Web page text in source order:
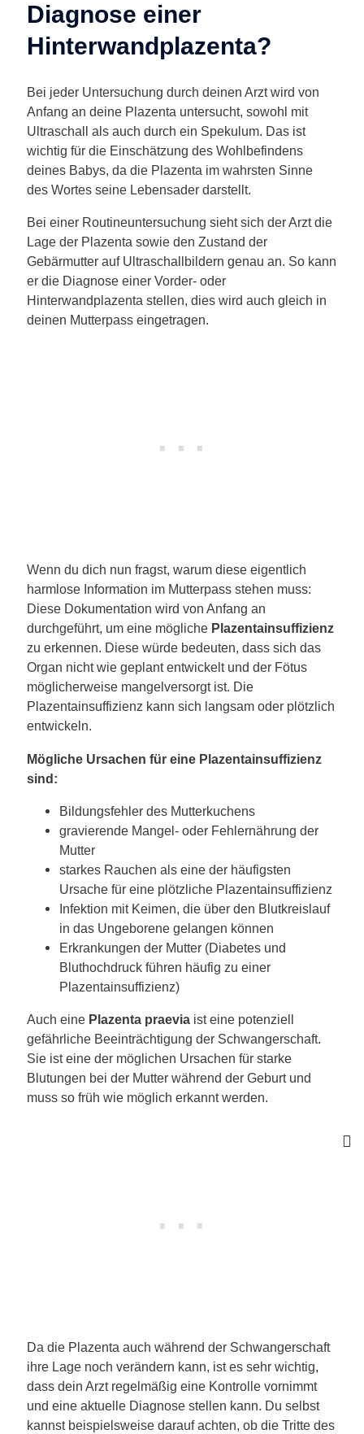
Diagnose einer
Hinterwandplazenta?
Bei jeder Untersuchung durch deinen Arzt wird von
Anfang an deine Plazenta untersucht, sowohl mit
Ultraschall als auch durch ein Spekulum. Das ist
wichtig für die Einschätzung des Wohlbefindens
deines Babys, da die Plazenta im wahrsten Sinne
des Wortes seine Lebensader darstellt.
Bei einer Routineuntersuchung sieht sich der Arzt die
Lage der Plazenta sowie den Zustand der
Gebärmutter auf Ultraschallbildern genau an. So kann
er die Diagnose einer Vorder- oder
Hinterwandplazenta stellen, dies wird auch gleich in
deinen Mutterpass eingetragen.
Wenn du dich nun fragst, warum diese eigentlich
harmlose Information im Mutterpass stehen muss:
Diese Dokumentation wird von Anfang an
durchgeführt, um eine mögliche Plazentainsuffizienz
zu erkennen. Diese würde bedeuten, dass sich das
Organ nicht wie geplant entwickelt und der Fötus
möglicherweise mangelversorgt ist. Die
Plazentainsuffizienz kann sich langsam oder plötzlich
entwickeln.
Mögliche Ursachen für eine Plazentainsuffizienz
sind:
Bildungsfehler des Mutterkuchens
gravierende Mangel- oder Fehlernährung der
Mutter
starkes Rauchen als eine der häufigsten
Ursache für eine plötzliche Plazentainsuffizienz
Infektion mit Keimen, die über den Blutkreislauf
in das Ungeborene gelangen können
Erkrankungen der Mutter (Diabetes und
Bluthochdruck führen häufig zu einer
Plazentainsuffizienz)
Auch eine Plazenta praevia ist eine potenziell
gefährliche Beeinträchtigung der Schwangerschaft.
Sie ist eine der möglichen Ursachen für starke
Blutungen bei der Mutter während der Geburt und
muss so früh wie möglich erkannt werden.
Da die Plazenta auch während der Schwangerschaft
ihre Lage noch verändern kann, ist es sehr wichtig,
dass dein Arzt regelmäßig eine Kontrolle vornimmt
und eine aktuelle Diagnose stellen kann. Du selbst
kannst beispielsweise darauf achten, ob die Tritte des